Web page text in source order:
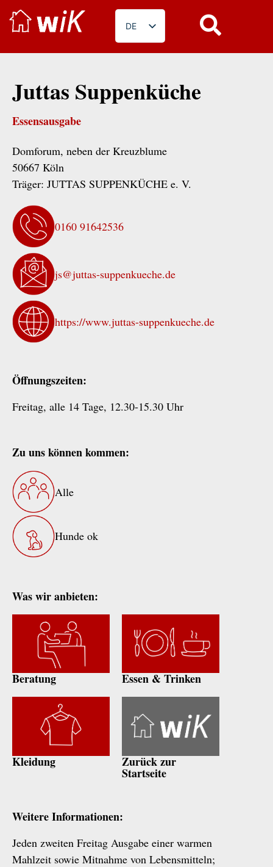
DE
EN
Juttas Suppenküche
Essensausgabe
Domforum, neben der Kreuzblume
50667 Köln
Träger: JUTTAS SUPPENKÜCHE e. V.
0160 91642536
js@juttas-suppenkueche.de
https://www.juttas-suppenkueche.de
Öffnungszeiten:
Freitag, alle 14 Tage, 12.30-15.30 Uhr
Zu uns können kommen:
Alle
Hunde ok
Was wir anbieten:
Beratung Essen & Trinken
Kleidung Zurück zur
Startseite
Weitere Informationen:
Jeden zweiten Freitag Ausgabe einer warmen
Mahlzeit sowie Mitnahme von Lebensmitteln;